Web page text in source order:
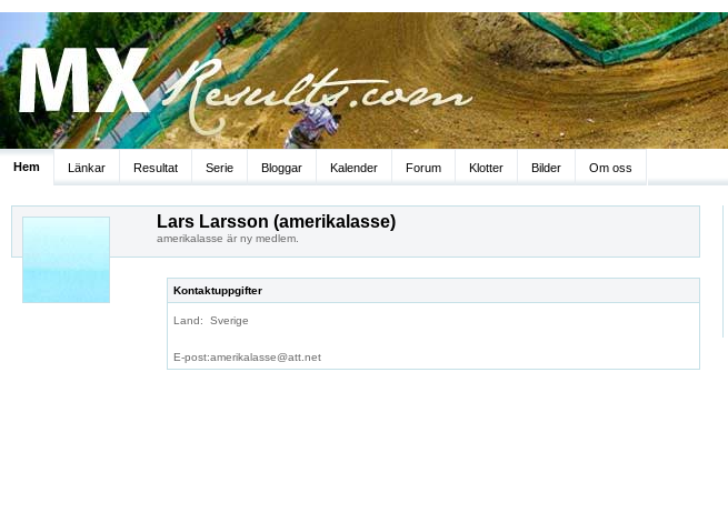
Hem Länkar Resultat Serie Bloggar Kalender Forum Klotter Bilder Om oss
Lars Larsson (amerikalasse)
amerikalasse är ny medlem.
Kontaktuppgifter
Land: Sverige
E-post:amerikalasse@att.net